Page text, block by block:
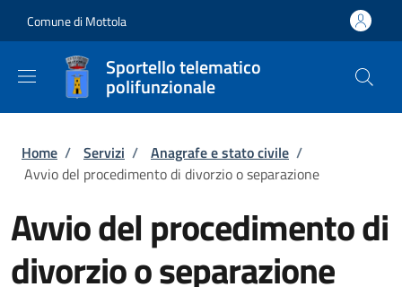
Comune di Mottola
Sportello telematico
polifunzionale
Briciole di pane
Home / Servizi / Anagrafe e stato civile /
Avvio del procedimento di divorzio o separazione
Avvio del procedimento di
divorzio o separazione